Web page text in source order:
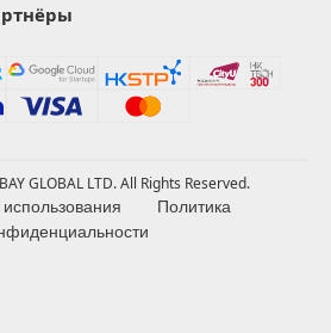
GLOBAL LTD. All Rights Reserved.
Политика